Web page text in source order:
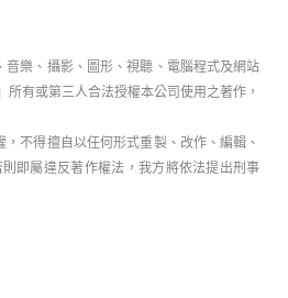
音樂、攝影、圖形、視聽、電腦程式及網站
有或第三人合法授權本公司使用之著作，
不得擅自以任何形式重製、改作、編輯、
即屬違反著作權法，我方將依法提出刑事